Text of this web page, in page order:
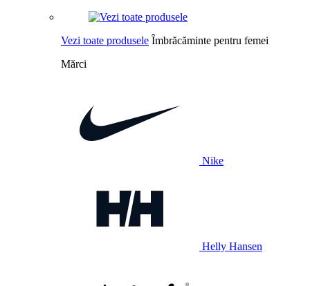
Vezi toate produsele Îmbrăcăminte pentru femei
Mărci
Nike
Helly Hansen